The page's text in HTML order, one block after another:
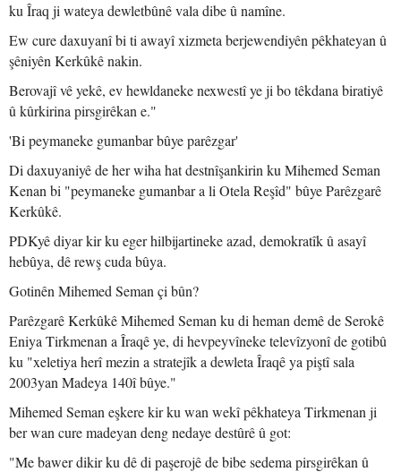
ku Îraq ji wateya dewletbûnê vala dibe û namîne.
Ew cure daxuyanî bi ti awayî xizmeta berjewendiyên pêkhateyan û
şêniyên Kerkûkê nakin.
Berovajî vê yekê, ev hewldaneke nexwestî ye ji bo têkdana biratiyê
û kûrkirina pirsgirêkan e."
'Bi peymaneke gumanbar bûye parêzgar'
Di daxuyaniyê de her wiha hat destnîşankirin ku Mihemed Seman
Kenan bi "peymaneke gumanbar a li Otela Reşîd" bûye Parêzgarê
Kerkûkê.
PDKyê diyar kir ku eger hilbijartineke azad, demokratîk û asayî
hebûya, dê rewş cuda bûya.
Gotinên Mihemed Seman çi bûn?
Parêzgarê Kerkûkê Mihemed Seman ku di heman demê de Serokê
Eniya Tirkmenan a Îraqê ye, di hevpeyvîneke televîzyonî de gotibû
ku "xeletiya herî mezin a stratejîk a dewleta Îraqê ya piştî sala
2003yan Madeya 140î bûye."
Mihemed Seman eşkere kir ku wan wekî pêkhateya Tirkmenan ji
ber wan cure madeyan deng nedaye destûrê û got:
"Me bawer dikir ku dê di paşerojê de bibe sedema pirsgirêkan û